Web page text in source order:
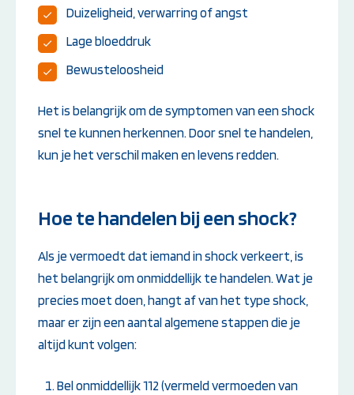
Duizeligheid, verwarring of angst
Lage bloeddruk
Bewusteloosheid
Het is belangrijk om de symptomen van een shock
snel te kunnen herkennen. Door snel te handelen,
kun je het verschil maken en levens redden.
Hoe te handelen bij een shock?
Als je vermoedt dat iemand in shock verkeert, is
het belangrijk om onmiddellijk te handelen. Wat je
precies moet doen, hangt af van het type shock,
maar er zijn een aantal algemene stappen die je
altijd kunt volgen:
Bel onmiddellijk 112 (vermeld vermoeden van